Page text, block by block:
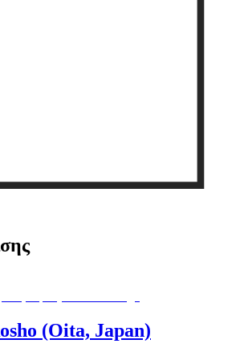
(Oita, Japan)